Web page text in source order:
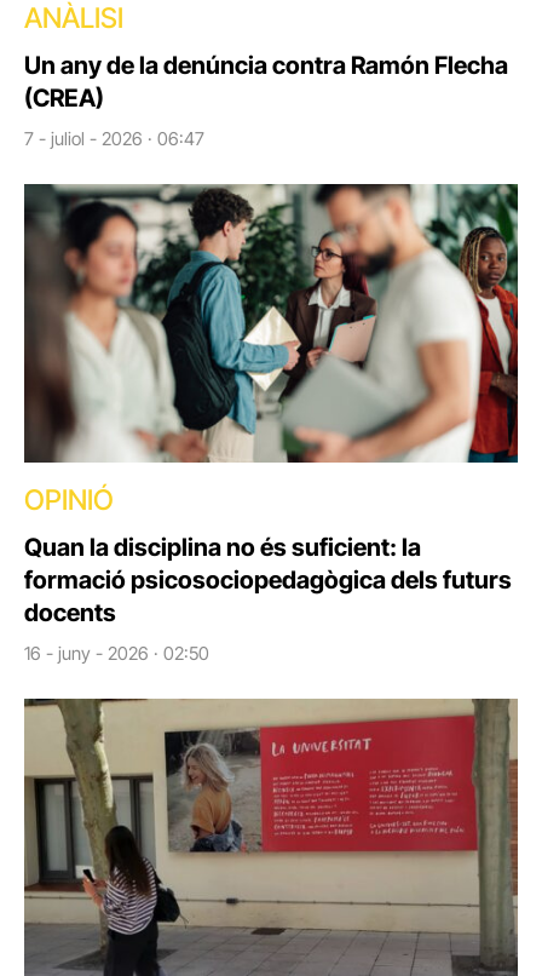
ANÀLISI
Un any de la denúncia contra Ramón Flecha
(CREA)
7 - juliol - 2026 · 06:47
OPINIÓ
Quan la disciplina no és suficient: la
formació psicosociopedagògica dels futurs
docents
16 - juny - 2026 · 02:50